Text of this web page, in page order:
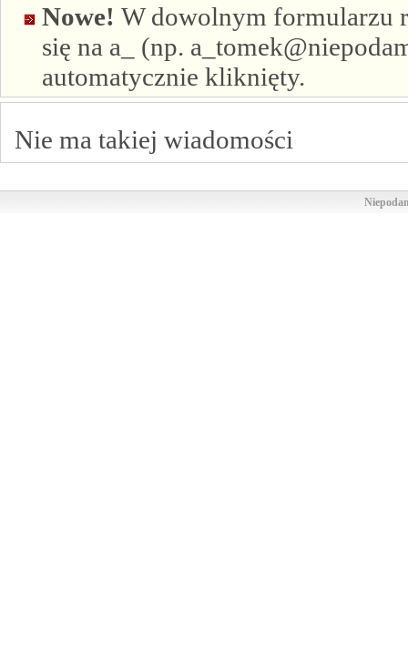
Nowe! W dowolnym formularzu
się na a_ (np.
automatycznie kliknięty.
Nie ma takiej wiadomości